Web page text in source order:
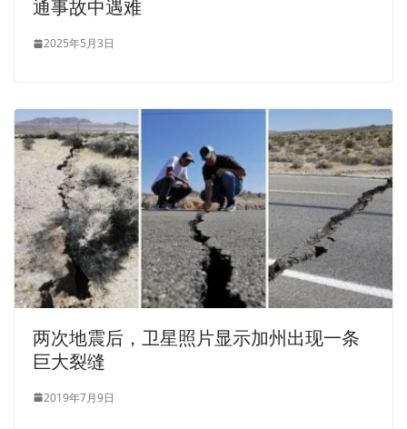
通事故中遇难
2025年5月3日
两次地震后，卫星照片显示加州出现一条
巨大裂缝
2019年7月9日